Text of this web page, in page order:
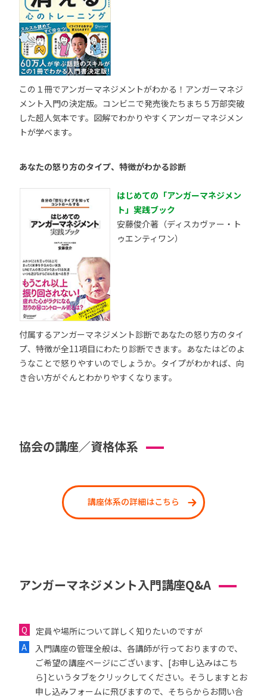
この１冊でアンガーマネジメントがわかる！アンガーマネジ
メント入門の決定版。コンビニで発売後たちまち５万部突破
した超人気本です。図解でわかりやすくアンガーマネジメン
トが学べます。
あなたの怒り方のタイプ、特徴がわかる診断
はじめての「アンガーマネジメン
ト」実践ブック
安藤俊介著（ディスカヴァー・ト
ゥエンティワン）
付属するアンガーマネジメント診断であなたの怒り方のタイ
プ、特徴が全11項目にわたり診断できます。あなたはどのよ
うなことで怒りやすいのでしょうか。タイプがわかれば、向
き合い方がぐんとわかりやすくなります。
協会の講座／資格体系
講座体系の詳細はこちら
アンガーマネジメント入門講座Q&A
定員や場所について詳しく知りたいのですが
入門講座の管理全般は、各講師が行っておりますので、
ご希望の講座ページにございます、[お申し込みはこち
ら]というタブをクリックしてください。そうしますとお
申し込みフォームに飛びますので、そちらからお問い合